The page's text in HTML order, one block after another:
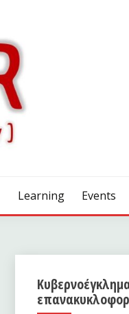
Learning Events